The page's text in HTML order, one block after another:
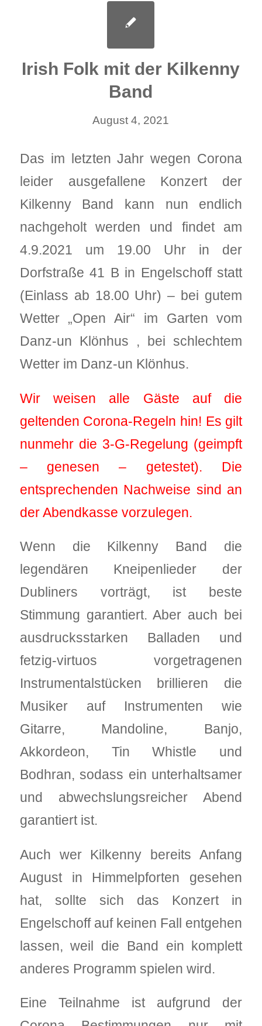
Irish Folk mit der Kilkenny
Band
August 4, 2021
Das im letzten Jahr wegen Corona
leider ausgefallene Konzert der
Kilkenny Band kann nun endlich
nachgeholt werden und findet am
4.9.2021 um 19.00 Uhr in der
Dorfstraße 41 B in Engelschoff statt
(Einlass ab 18.00 Uhr) – bei gutem
Wetter „Open Air“ im Garten vom
Danz-un Klönhus , bei schlechtem
Wetter im Danz-un Klönhus.
Wir weisen alle Gäste auf die
geltenden Corona-Regeln hin! Es gilt
nunmehr die 3-G-Regelung (geimpft
– genesen – getestet). Die
entsprechenden Nachweise sind an
der Abendkasse vorzulegen.
Wenn die Kilkenny Band die
legendären Kneipenlieder der
Dubliners vorträgt, ist beste
Stimmung garantiert. Aber auch bei
ausdrucksstarken Balladen und
fetzig-virtuos vorgetragenen
Instrumentalstücken brillieren die
Musiker auf Instrumenten wie
Gitarre, Mandoline, Banjo,
Akkordeon, Tin Whistle und
Bodhran, sodass ein unterhaltsamer
und abwechslungsreicher Abend
garantiert ist.
Auch wer Kilkenny bereits Anfang
August in Himmelpforten gesehen
hat, sollte sich das Konzert in
Engelschoff auf keinen Fall entgehen
lassen, weil die Band ein komplett
anderes Programm spielen wird.
Eine Teilnahme ist aufgrund der